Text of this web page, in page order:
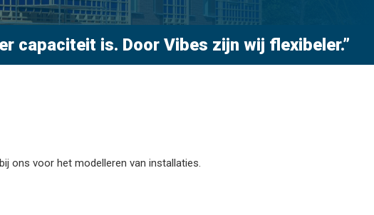
capaciteit is. Door Vibes zijn wij flexibeler.”
ons voor het modelleren van installaties.